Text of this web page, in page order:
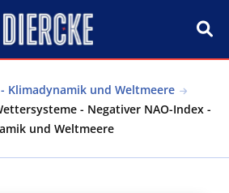
Klimadynamik und Weltmeere
- Negativer NAO-Index -
und Weltmeere